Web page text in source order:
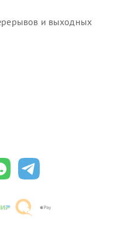
и выходных